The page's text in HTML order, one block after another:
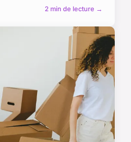
2 min de lecture →